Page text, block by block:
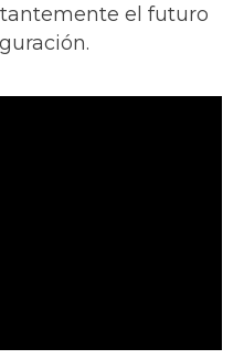
el futuro